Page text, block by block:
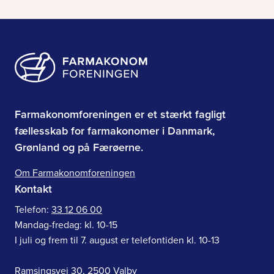
Farmakonomforeningen er et stærkt fagligt
fællesskab for farmakonomer i Danmark,
Grønland og på Færøerne.
Om Farmakonomforeningen
Kontakt
Telefon: 33 12 06 00
Mandag-fredag: kl. 10-15
I juli og frem til 7. august er telefontiden kl. 10-13
Ramsingsvej 30, 2500 Valby